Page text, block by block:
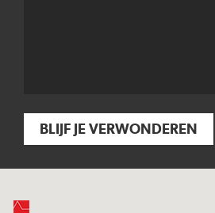
BLIJF JE VERWONDEREN